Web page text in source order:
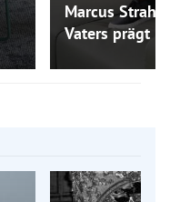
Marcus
Vaters prägt